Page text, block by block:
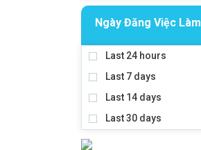
Ngày Đăng Việc Làm
Last 24 hours
Last 7 days
Last 14 days
Last 30 days